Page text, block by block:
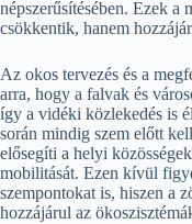
népszerűsítésében. Ezek a
csökkentik, hanem
Az okos tervezés és a
arra, hogy a falvak és
így a vidéki közlekedés is
során mindig szem előtt
elősegíti a helyi
mobilitását. Ezen kívül
szempontokat is, hiszen a
hozzájárul az